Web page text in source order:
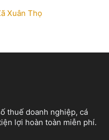
Xuân Thọ
thuế doanh nghiệp, cá
lợi hoàn toàn miễn phí.